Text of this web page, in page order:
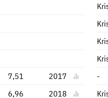
7,51 2017
-
6,96 2018